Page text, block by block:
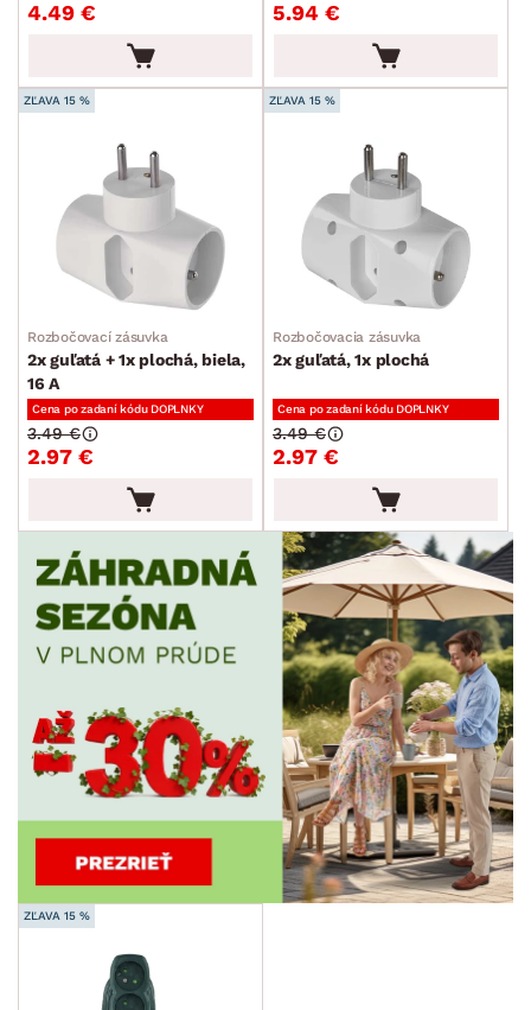
min.
MIESTNOSŤ
4.49 € 5.94 €
ZĽAVA 15 %
Rozbočovací zásuvka
2x guľatá + 1x plochá, biela,
16 A
Cena po zadaní kódu DOPLNKY
2.97 €
3.49 €
ZĽAVA 15 %
Rozbočovacia zásuvka
2x guľatá, 1x plochá
Cena po zadaní kódu DOPLNKY
2.97 €
3.49 €
ZĽAVA 15 %